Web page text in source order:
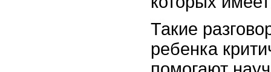
Такие
ребенка